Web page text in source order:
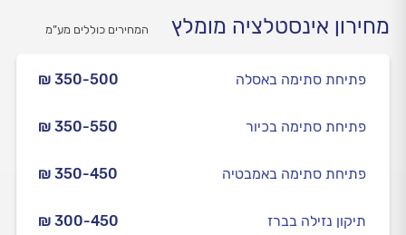
מחירון אינסטלציה מומלץ המחירים כוללים מע”מ
₪ 350-500 פתיחת סתימה באסלה
₪ 350-550 פתיחת סתימה בכיור
₪ 350-450 פתיחת סתימה באמבטיה
₪ 300-450 תיקון נזילה בברז